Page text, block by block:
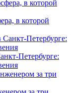
в которой
Петербурге: